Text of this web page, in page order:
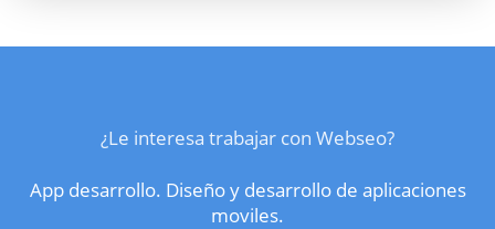
¿Le interesa trabajar con Webseo?
App desarrollo. Diseño y desarrollo de aplicaciones
moviles.